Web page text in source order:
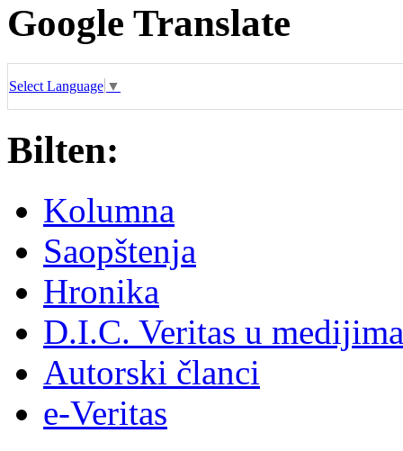
Google Translate
Select Language ▼
Bilten:
Kolumna
Saopštenja
Hronika
D.I.C. Veritas u medijima
Autorski članci
e-Veritas